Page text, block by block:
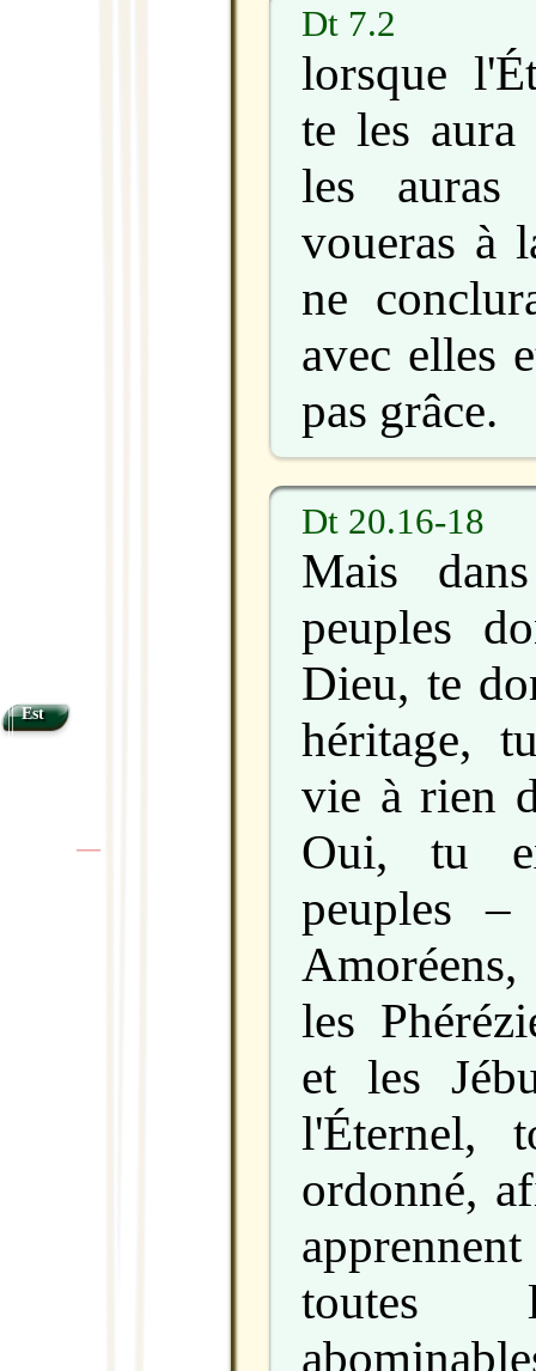
Dt 7.2
lorsque
te les
les auras
voueras à
ne
avec elles
pas grâce.
Dt 20.16-18
Mais
peuples
Dieu, te
héritage,
vie à rien
Oui, tu
peuples
les
et les
l'Éternel,
ordonné,
toutes
Est